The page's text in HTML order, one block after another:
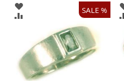
SALE %
ZUR
WUNSCHLISTE
ZUR
VERGLEICHSLISTE
HINZUFÜGEN